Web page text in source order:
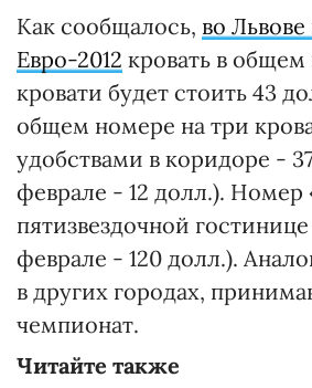
Как сообщалось, во
Евро-2012 кровать в
кровати будет стоить 43
общем номере на три
удобствами в коридоре -
феврале - 12 долл.). Номер
пятизвездочной
феврале - 120 долл.).
в других городах,
чемпионат.
Читайте также